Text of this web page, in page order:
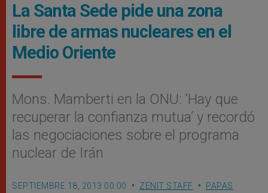
La Santa Sede pide una zona
libre de armas nucleares en el
Medio Oriente
Mons. Mamberti en la ONU: ‘Hay que
recuperar la confianza mutua’ y recordó
las negociaciones sobre el programa
nuclear de Irán
SEPTIEMBRE 18, 2013 00:00 ZENIT STAFF PAPAS